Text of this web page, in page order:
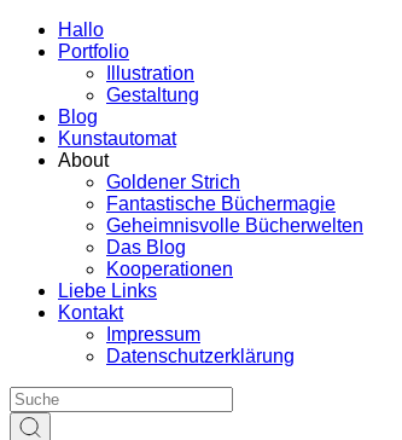
Hallo
Portfolio
Illustration
Gestaltung
Blog
Kunstautomat
About
Goldener Strich
Fantastische Büchermagie
Geheimnisvolle Bücherwelten
Das Blog
Kooperationen
Liebe Links
Kontakt
Impressum
Datenschutzerklärung